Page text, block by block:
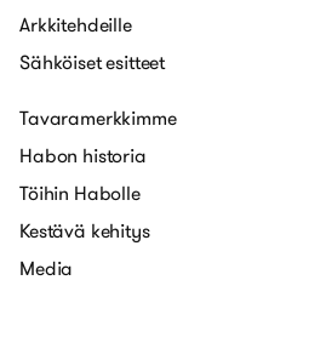
Arkkitehdeille
Sähköiset esitteet
Tavaramerkkimme
Habon historia
Töihin Habolle
Kestävä kehitys
Media